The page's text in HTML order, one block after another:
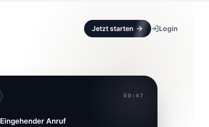
Jetzt starten Login
00:47
Eingehender Anruf